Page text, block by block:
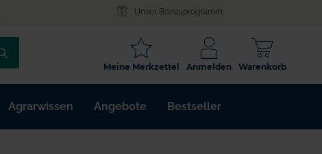
Unser Bonusprogramm
/
ARTIKELNR.
/
Warenkorb
Anmelden
Meine Merkzettel
Agrarwissen Angebote Bestseller